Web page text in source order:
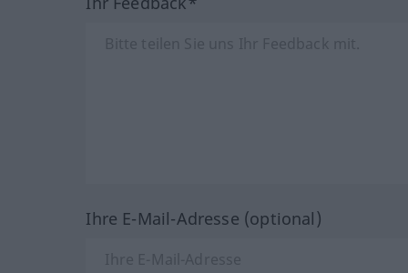
Ihre E-Mail-Adresse (optional)